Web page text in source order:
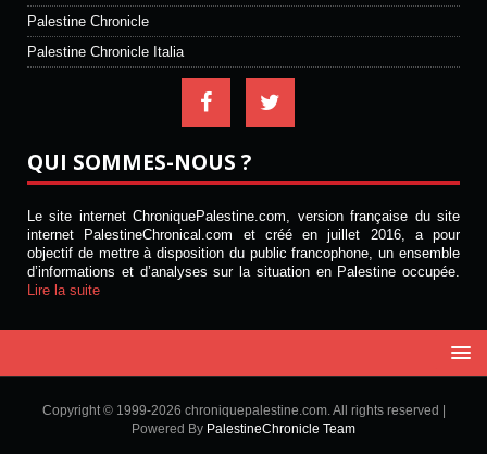
Palestine Chronicle
Palestine Chronicle Italia
QUI SOMMES-NOUS ?
Le site internet ChroniquePalestine.com, version française du site
internet PalestineChronical.com et créé en juillet 2016, a pour
objectif de mettre à disposition du public francophone, un ensemble
d’informations et d’analyses sur la situation en Palestine occupée.
Lire la suite
Copyright © 1999-2026 chroniquepalestine.com. All rights reserved |
Powered By PalestineChronicle Team